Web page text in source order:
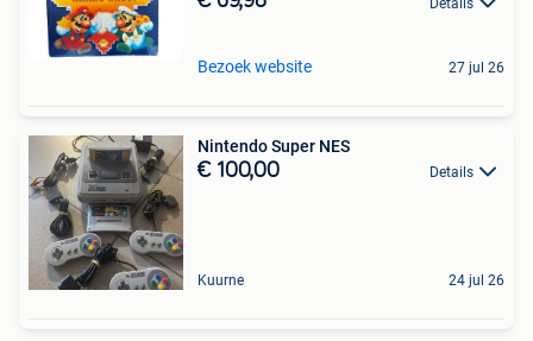
Bezoek website 27 jul 26
Nintendo Super NES
€ 100,00 Details
Kuurne 24 jul 26